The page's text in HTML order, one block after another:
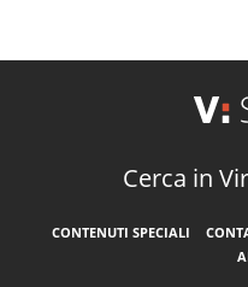
Cerca in
CONTENUTI SPECIALI